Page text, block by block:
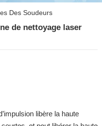
Des Soudeurs
de nettoyage laser
libère la haute